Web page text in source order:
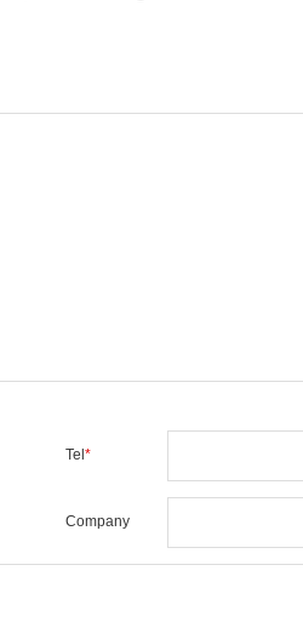
Tel*
Company